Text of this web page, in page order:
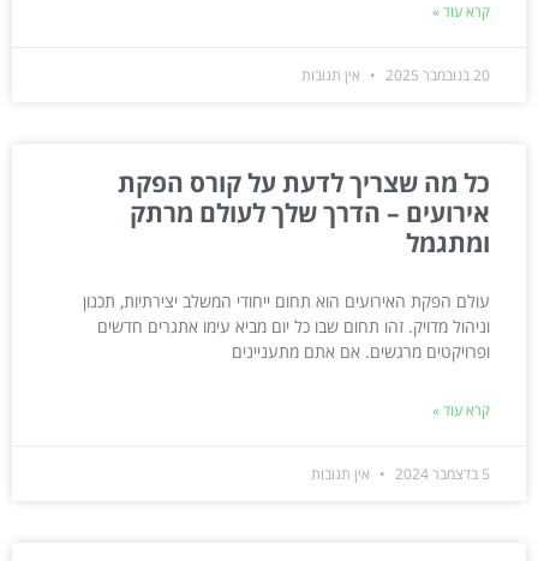
קרא עוד »
20 בנובמבר 2025 אין תגובות
כל מה שצריך לדעת על קורס הפקת
אירועים – הדרך שלך לעולם מרתק
ומתגמל
עולם הפקת האירועים הוא תחום ייחודי המשלב יצירתיות, תכנון
וניהול מדויק. זהו תחום שבו כל יום מביא עימו אתגרים חדשים
ופרויקטים מרגשים. אם אתם מתעניינים
קרא עוד »
5 בדצמבר 2024 אין תגובות